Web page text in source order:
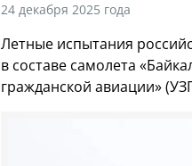
24 декабря 2025 года
Летные испытания
в составе самолета
гражданской авиации»